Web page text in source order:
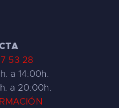
53 28
a 14:00h.
a 20:00h.